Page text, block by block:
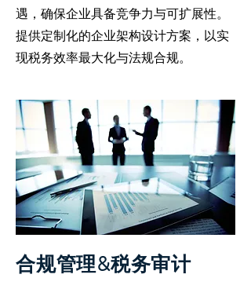
遇，确保企业具备竞争力与可扩展性。
提供定制化的企业架构设计方案，以实
现税务效率最大化与法规合规。
合规管理&税务审计